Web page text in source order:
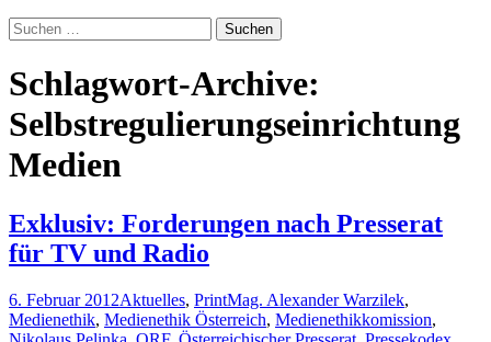
Suchen
nach:
Schlagwort-Archive:
Selbstregulierungseinrichtung
Medien
Exklusiv: Forderungen nach Presserat
für TV und Radio
6. Februar 2012Aktuelles, PrintMag. Alexander Warzilek,
Medienethik, Medienethik Österreich, Medienethikkomission,